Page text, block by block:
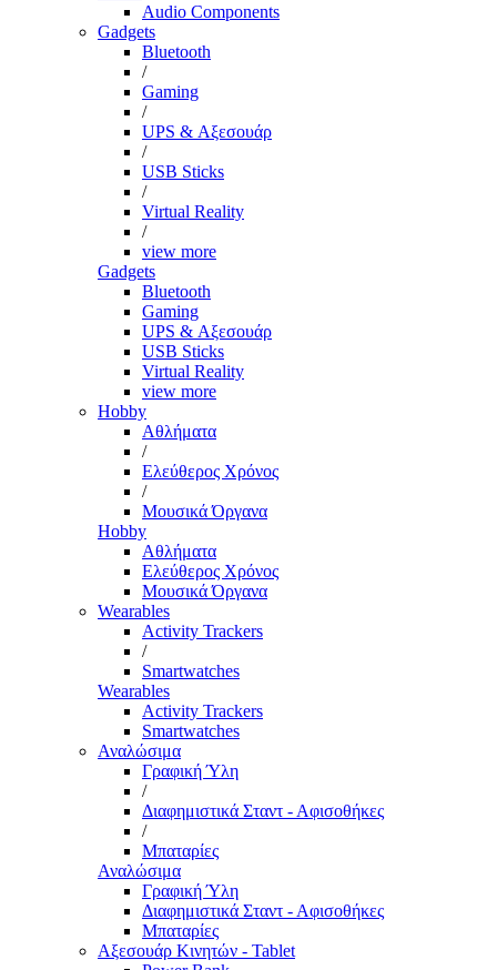
Audio Components
Gadgets
Bluetooth
/
Gaming
/
UPS & Αξεσουάρ
/
USB Sticks
/
Virtual Reality
/
view more
Gadgets
Bluetooth
Gaming
UPS & Αξεσουάρ
USB Sticks
Virtual Reality
view more
Hobby
Αθλήματα
/
Ελεύθερος Χρόνος
/
Μουσικά Όργανα
Hobby
Αθλήματα
Ελεύθερος Χρόνος
Μουσικά Όργανα
Wearables
Activity Trackers
/
Smartwatches
Wearables
Activity Trackers
Smartwatches
Αναλώσιμα
Γραφική Ύλη
/
Διαφημιστικά Σταντ - Αφισοθήκες
/
Μπαταρίες
Αναλώσιμα
Γραφική Ύλη
Διαφημιστικά Σταντ - Αφισοθήκες
Μπαταρίες
Αξεσουάρ Κινητών - Tablet